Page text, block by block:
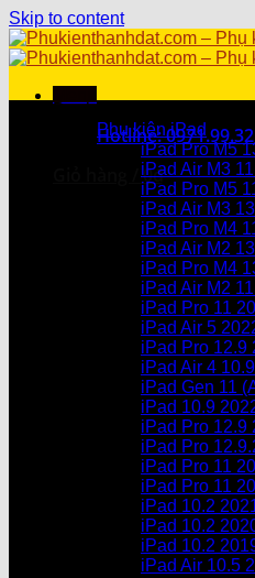
Skip to content
Hotline:
Giỏ hàng /0₫
Chưa có sản phẩm
Chưa có sản phẩm trong
Danh mục sản phẩm
Phụ kiện iPad
iPad Pro M5
iPad Air M3
iPad Pro M5
iPad Air M3
iPad Pro M4
iPad Air M2
iPad Pro M4
iPad Air M2
iPad Pro 11
iPad Air 5
iPad Pro 12.9
iPad Air 4
iPad Gen 11
iPad 10.9
iPad Pro 12.9
iPad Pro
iPad Pro 11
iPad Pro 11
iPad 10.2
iPad 10.2
iPad 10.2
iPad Air 10.5